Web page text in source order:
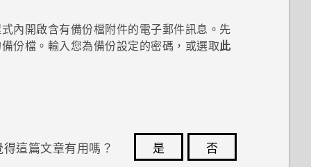
內開啟含有備份檔附件的電子郵件訊息。先
份檔。輸入您為備份設定的密碼，或選取此
得這篇文章有用嗎？ 是
否